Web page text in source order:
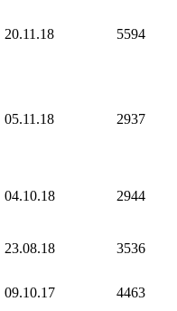
20.11.18 5594
05.11.18 2937
04.10.18 2944
23.08.18 3536
09.10.17
4463